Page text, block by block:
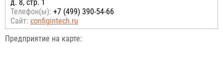
д. 8, стр. 1
Телефон(ы): +7 (499) 390-54-66
Сайт: configintech.ru
Предприятие на карте: